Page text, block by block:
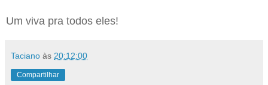
Um viva pra todos eles!
Taciano às 20:12:00
Compartilhar